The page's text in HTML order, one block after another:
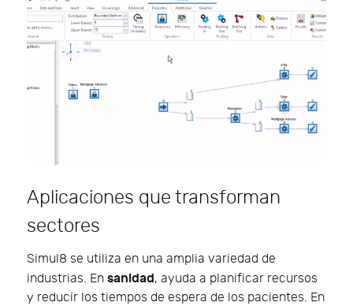
Aplicaciones que transforman
sectores
Simul8 se utiliza en una amplia variedad de
industrias. En sanidad, ayuda a planificar recursos
y reducir los tiempos de espera de los pacientes. En